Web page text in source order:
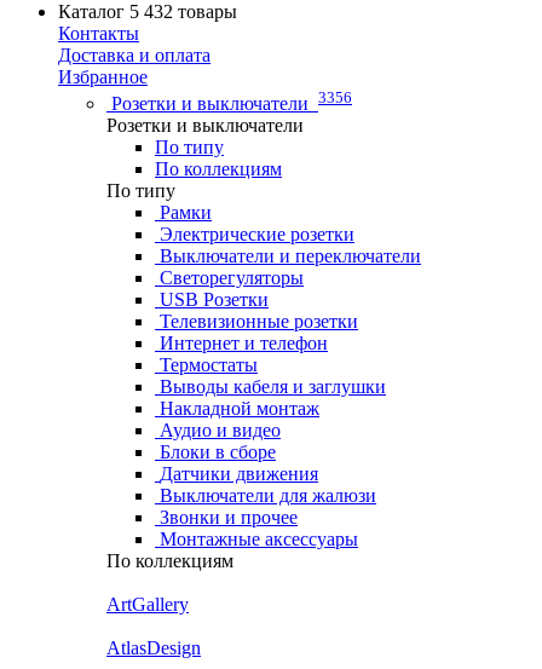
Каталог 5 432 товары
Контакты
Доставка и оплата
Избранное
Розетки и выключатели 3356
Розетки и выключатели
По типу
По коллекциям
По типу
Рамки
Электрические розетки
Выключатели и переключатели
Светорегуляторы
USB Розетки
Телевизионные розетки
Интернет и телефон
Термостаты
Выводы кабеля и заглушки
Накладной монтаж
Аудио и видео
Блоки в сборе
Датчики движения
Выключатели для жалюзи
Звонки и прочее
Монтажные аксессуары
По коллекциям
ArtGallery
AtlasDesign